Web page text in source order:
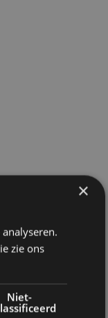
×
zie ons
Niet-